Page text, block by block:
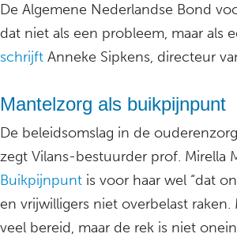
De Algemene Nederlandse Bond
dat niet als een probleem, maar als
schrijft Anneke Sipkens, directeur
Mantelzorg als buikpijnpunt
De beleidsomslag in de
zegt Vilans-bestuurder prof. Mirella
Buikpijnpunt is voor haar wel “dat
en vrijwilligers niet overbelast
veel bereid, maar de rek is niet